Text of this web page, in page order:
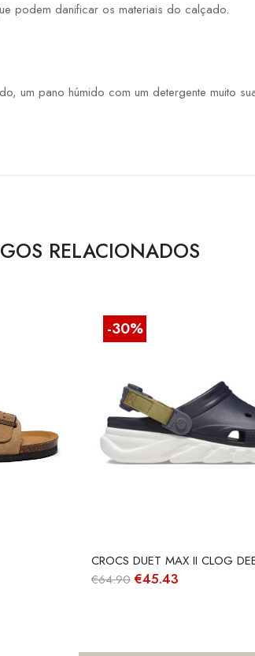
podem danificar os materiais do calçado.
pano húmido com um detergente muito
RELACIONADOS
-30%
CROCS DUET MAX II CLOG
€64.90 O
€45.43